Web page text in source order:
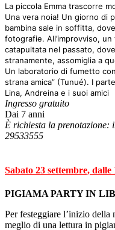
La piccola Emma trascorre
Una vera noia! Un giorno di
bambina sale in soffitta,
fotografie. All’improvviso,
catapultata nel passato,
stranamente, assomiglia a
Un laboratorio di fumetto
strana amica” (Tunué). I
Lina, Andreina e i suoi amici
Ingresso gratuito
Dai 7 anni
È richiesta la prenotazione:
29533555
Sabato 23 settembre, dalle
PIGIAMA PARTY IN
Per festeggiare l’inizio della
meglio di una lettura in